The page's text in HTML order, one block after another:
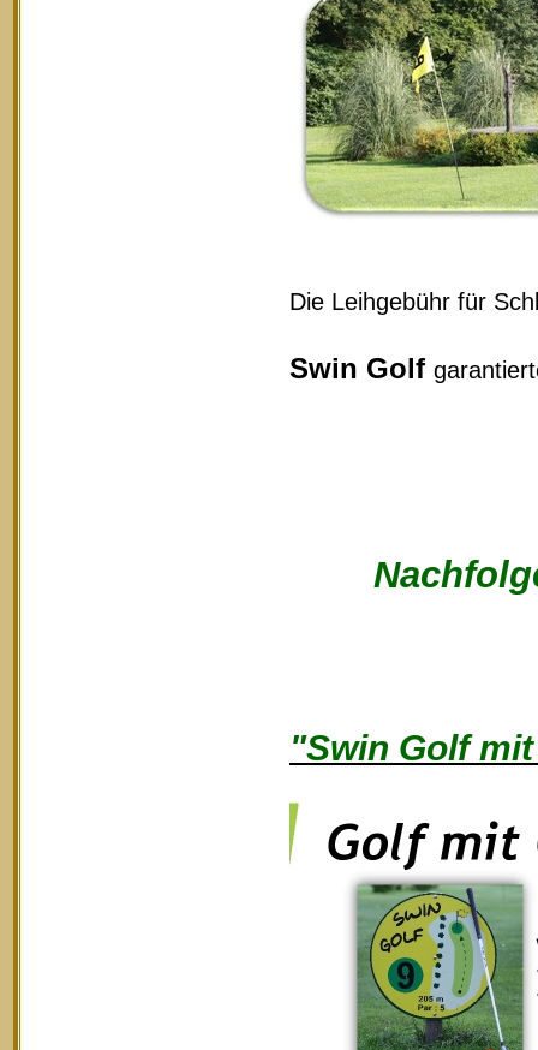
Die Leihgebühr für
Swin Golf
"Swin Golf